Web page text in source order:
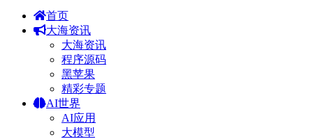
首页
大海资讯
大海资讯
程序源码
黑苹果
精彩专题
AI世界
AI应用
大模型